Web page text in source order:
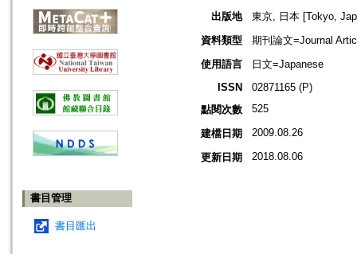
書目管理
書目匯出
出版地
東京, 日本 [Tokyo,
資料類型
期刊論文=Journal
使用語言
日文=Japanese
ISSN
02871165 (P)
點閱次數
525
建檔日期 2009.08.26
更新日期 2018.08.06